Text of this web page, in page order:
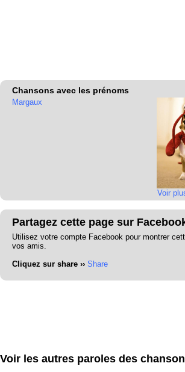
Chansons avec les prénoms
Voir
Margaux
Partagez cette page sur
Utilisez votre compte Facebook pour montrer
vos amis.
Cliquez sur share ›› Share
Voir les autres paroles des